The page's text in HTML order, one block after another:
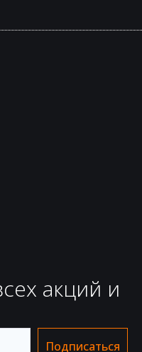
акций и
Подписаться